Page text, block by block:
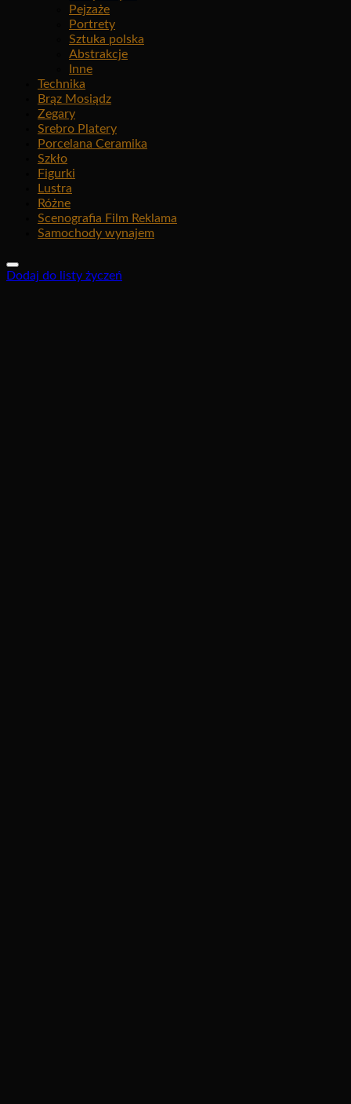
Pejzaże
Portrety
Sztuka polska
Abstrakcje
Inne
Technika
Brąz Mosiądz
Zegary
Srebro Platery
Porcelana Ceramika
Szkło
Figurki
Lustra
Różne
Scenografia Film Reklama
Samochody wynajem
Dodaj do listy życzeń